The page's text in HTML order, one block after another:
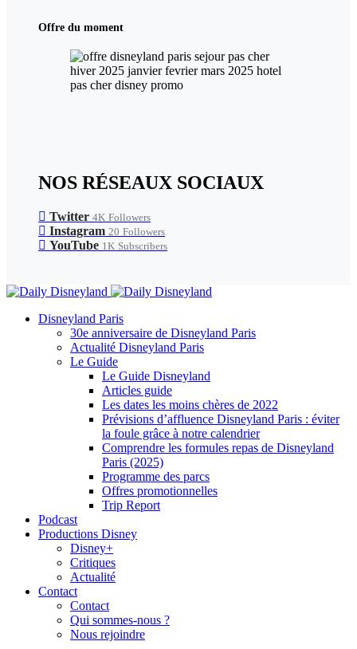
Offre du moment
NOS RÉSEAUX SOCIAUX
Twitter 4K Followers
Instagram 20 Followers
YouTube 1K Subscribers
Disneyland Paris
30e anniversaire de Disneyland Paris
Actualité Disneyland Paris
Le Guide
Le Guide Disneyland
Articles guide
Les dates les moins chères de 2022
Prévisions d’affluence Disneyland Paris : éviter
la foule grâce à notre calendrier
Comprendre les formules repas de Disneyland
Paris (2025)
Programme des parcs
Offres promotionnelles
Trip Report
Podcast
Productions Disney
Disney+
Critiques
Actualité
Contact
Contact
Qui sommes-nous ?
Nous rejoindre